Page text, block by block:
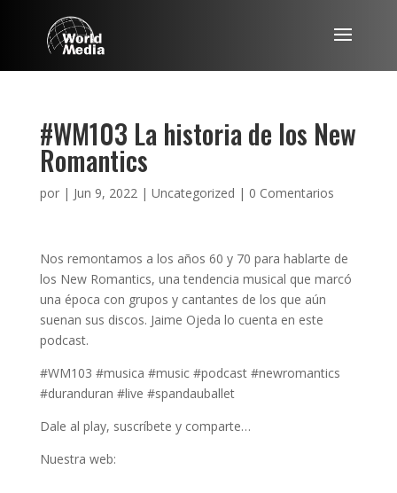
#WM103 La historia de los New
Romantics
por | Jun 9, 2022| Uncategorized | 0 Comentarios
Nos remontamos a los años 60 y 70 para hablarte de
los New Romantics, una tendencia musical que marcó
una época con grupos y cantantes de los que aún
suenan sus discos. Jaime Ojeda lo cuenta en este
podcast.
#WM103 #musica #music #podcast #newromantics
#duranduran #live #spandauballet
Dale al play, suscríbete y comparte…
Nuestra web: